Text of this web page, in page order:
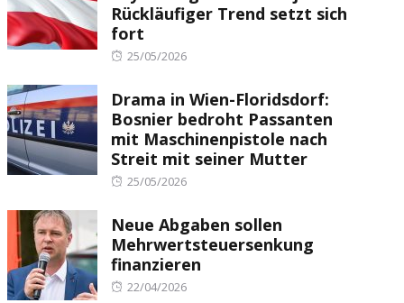
Rückläufiger Trend setzt sich
fort
Posted
25/05/2026
Drama in Wien-Floridsdorf:
Bosnier bedroht Passanten
mit Maschinenpistole nach
Streit mit seiner Mutter
Posted
25/05/2026
Neue Abgaben sollen
Mehrwertsteuersenkung
finanzieren
Posted
22/04/2026